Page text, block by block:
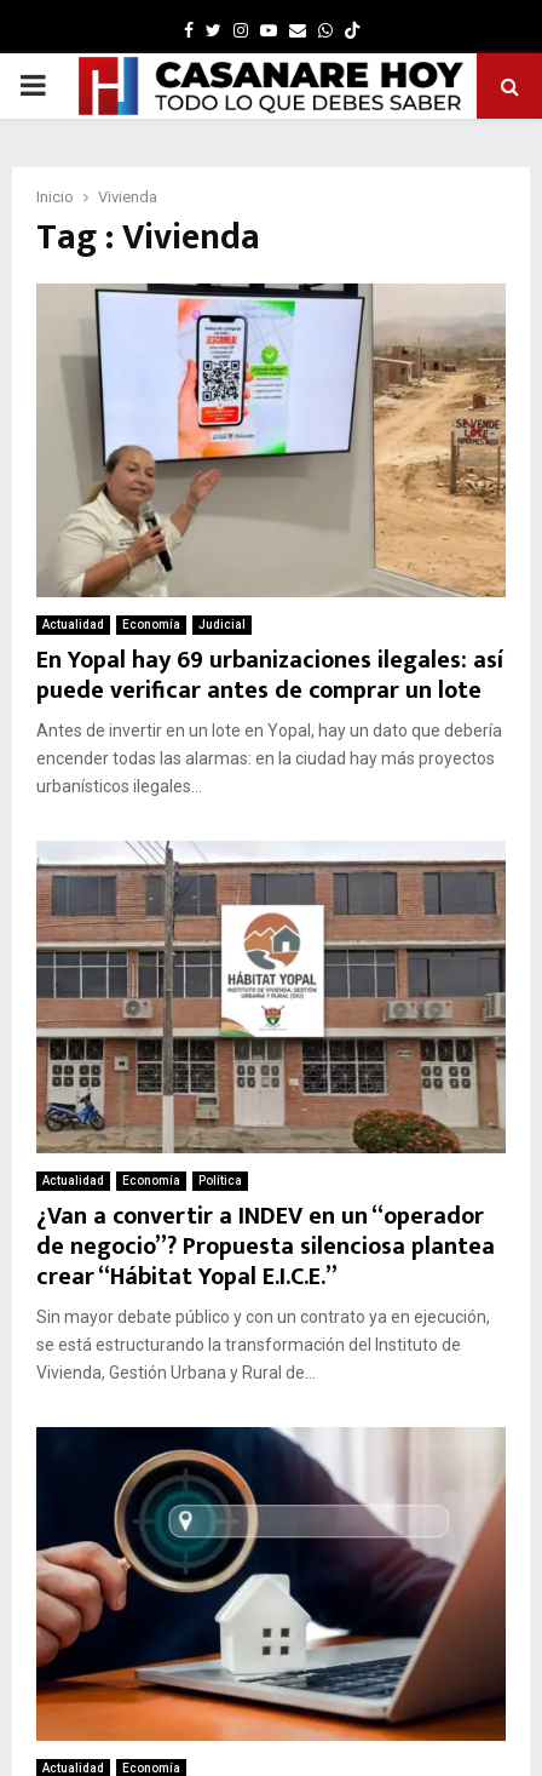
Facebook
TwitterInstagram
Youtube
EmailWhatsapp
PRIMARY
Inicio Vivienda
Tag : Vivienda
Actualidad Economía Judicial
En Yopal hay 69 urbanizaciones ilegales: así
puede verificar antes de comprar un lote
Antes de invertir en un lote en Yopal, hay un dato que debería
encender todas las alarmas: en la ciudad hay más proyectos
urbanísticos ilegales...
Actualidad Economía Política
¿Van a convertir a INDEV en un “operador
de negocio”? Propuesta silenciosa plantea
crear “Hábitat Yopal E.I.C.E.”
Sin mayor debate público y con un contrato ya en ejecución,
se está estructurando la transformación del Instituto de
Vivienda, Gestión Urbana y Rural de...
Actualidad Economía